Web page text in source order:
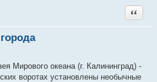
Цитата
Мирового океана (г. Калининград) -
воротах установлены необычные